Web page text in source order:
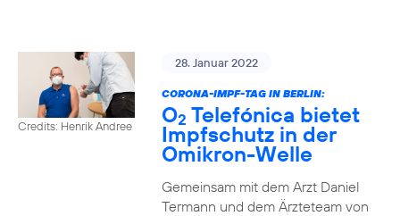
Credits: Henrik Andree
28. Januar 2022
CORONA-IMPF-TAG IN BERLIN:
O2 Telefónica bietet
Impfschutz in der
Omikron-Welle
Gemeinsam mit dem Arzt Daniel
Termann und dem Ärzteteam von